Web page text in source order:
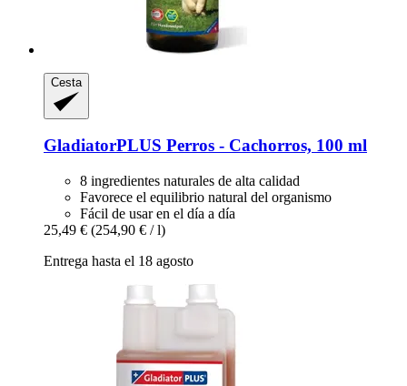
Cesta
GladiatorPLUS Perros -​ Cachorros, 100 ml
8 ingredientes naturales de alta calidad
Favorece el equilibrio natural del organismo
Fácil de usar en el día a día
25,49 € (254,90 € / l)
Entrega hasta el 18 agosto